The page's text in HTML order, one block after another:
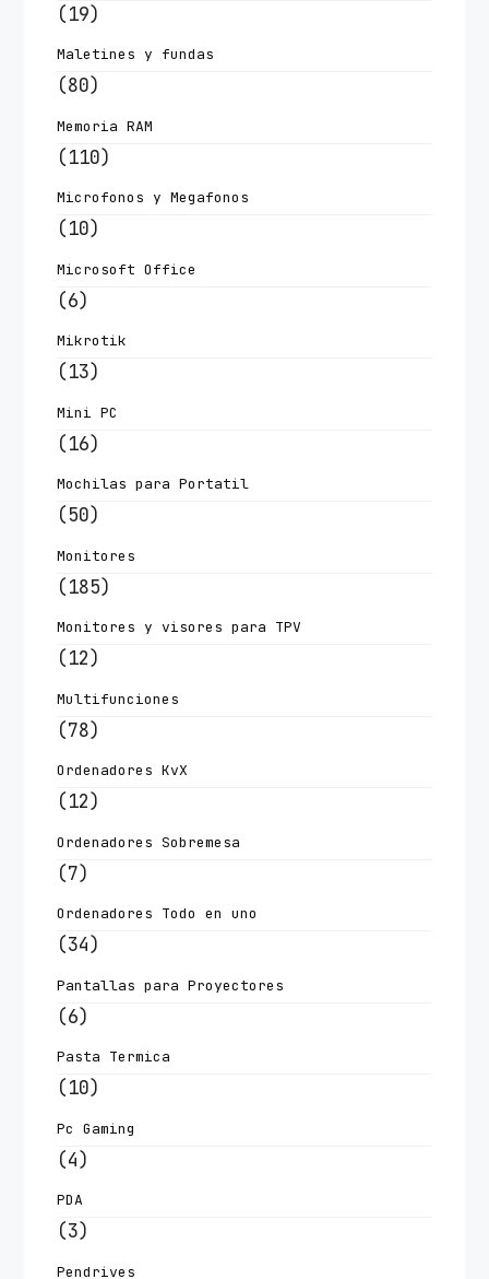
(19)
Maletines y fundas
(80)
Memoria RAM
(110)
Microfonos y Megafonos
(10)
Microsoft Office
(6)
Mikrotik
(13)
Mini PC
(16)
Mochilas para Portatil
(50)
Monitores
(185)
Monitores y visores para TPV
(12)
Multifunciones
(78)
Ordenadores KvX
(12)
Ordenadores Sobremesa
(7)
Ordenadores Todo en uno
(34)
Pantallas para Proyectores
(6)
Pasta Termica
(10)
Pc Gaming
(4)
PDA
(3)
Pendrives